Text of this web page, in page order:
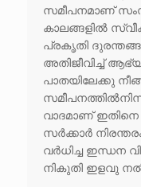
സമീപനമാണ്
കാലങ്ങളിൽ
പ്രകൃതി
അതിജീവിച്ച്
പാതയിലേക്കു
വാദമാണ്
സർക്കാർ
വർധിച്ച ഇന്ധന
നികുതി ഇളവു